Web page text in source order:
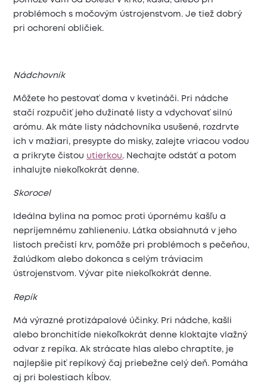
problémoch s močovým ústrojenstvom. Je tiež dobrý
pri ochorení obličiek.
Nádchovník
Môžete ho pestovať doma v kvetináči. Pri nádche
stačí rozpučiť jeho dužinaté listy a vdychovať silnú
arómu. Ak máte listy nádchovníka usušené, rozdrvte
ich v mažiari, presypte do misky, zalejte vriacou vodou
a prikryte čistou utierkou. Nechajte odstáť a potom
inhalujte niekoľkokrát denne.
Skorocel
Ideálna bylina na pomoc proti úpornému kašľu a
nepríjemnému zahlieneniu. Látka obsiahnutá v jeho
listoch prečistí krv, pomôže pri problémoch s pečeňou,
žalúdkom alebo dokonca s celým tráviacim
ústrojenstvom. Vývar pite niekoľkokrát denne.
Repík
Má výrazné protizápalové účinky. Pri nádche, kašli
alebo bronchitíde niekoľkokrát denne kloktajte vlažný
odvar z repíka. Ak strácate hlas alebo chraptíte, je
najlepšie piť repíkový čaj priebežne celý deň. Pomáha
aj pri bolestiach kĺbov.